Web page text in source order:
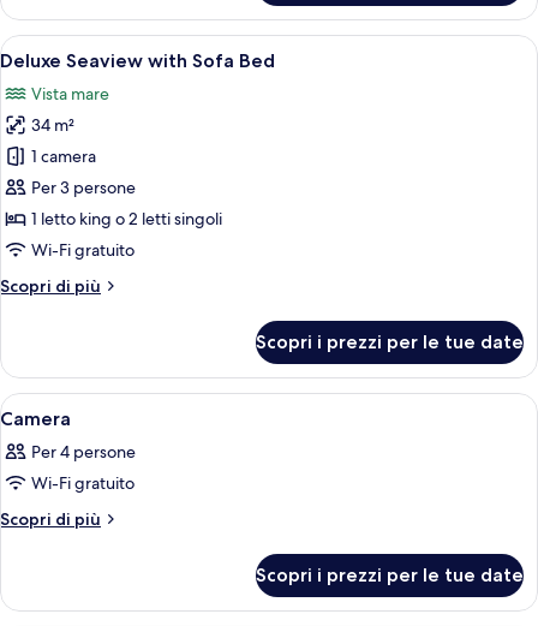
Seaview
with
Sofa
Apri
tutte
le
foto
per
Deluxe
Seaview
with
Bed
Una moderna camera d'albergo con
7
Deluxe Seaview with Sofa Bed
Vista mare
34 m²
1 camera
Per 3 persone
1 letto king o 2 letti singoli
Wi-Fi gratuito
Scopri di più
Altri
Seaview
with
Sofa
Scopri i prezzi per le tue date
Apri
tutte
le
foto
per
Una camera d'hotel moderna con
7
Camera
Per 4 persone
Wi-Fi gratuito
Scopri di più
Altri
Scopri i prezzi per le tue date